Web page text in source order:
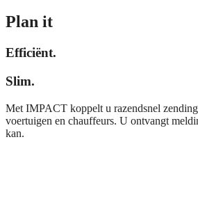
Plan it
Efficiënt.
Slim.
Met IMPACT koppelt u razendsnel
voertuigen en chauffeurs. U ontvangt
kan.